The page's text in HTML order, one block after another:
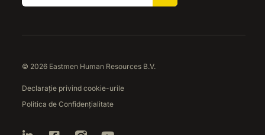
© 2026 Eastmen Human Resources B.V.
Declarație privind cookie-urile
Politica de Confidențialitate